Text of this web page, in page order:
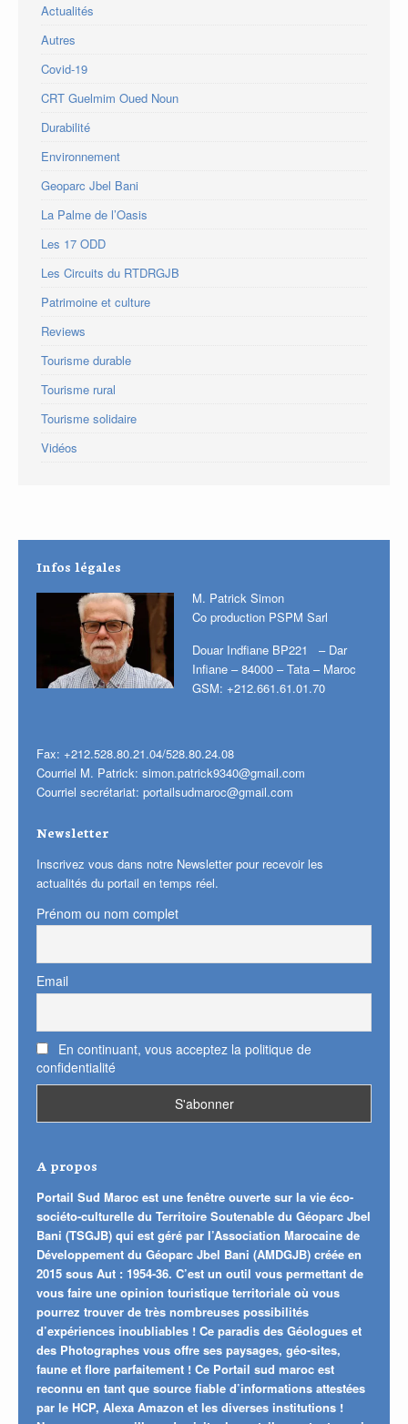
Actualités
Autres
Covid-19
CRT Guelmim Oued Noun
Durabilité
Environnement
Geoparc Jbel Bani
La Palme de l’Oasis
Les 17 ODD
Les Circuits du RTDRGJB
Patrimoine et culture
Reviews
Tourisme durable
Tourisme rural
Tourisme solidaire
Vidéos
Infos légales
M. Patrick Simon
Co production PSPM Sarl
Douar Indfiane BP221 – Dar
Infiane – 84000 – Tata – Maroc
GSM: +212.661.61.01.70
Fax: +212.528.80.21.04/528.80.24.08
Courriel M. Patrick: simon.patrick9340@gmail.com
Courriel secrétariat: portailsudmaroc@gmail.com
Newsletter
Inscrivez vous dans notre Newsletter pour recevoir les
actualités du portail en temps réel.
Prénom ou nom complet
Email
En continuant, vous acceptez la politique de
confidentialité
A propos
Portail Sud Maroc est une fenêtre ouverte sur la vie éco-
sociéto-culturelle du Territoire Soutenable du Géoparc Jbel
Bani (TSGJB) qui est géré par l’Association Marocaine de
Développement du Géoparc Jbel Bani (AMDGJB) créée en
2015 sous Aut : 1954-36. C’est un outil vous permettant de
vous faire une opinion touristique territoriale où vous
pourrez trouver de très nombreuses possibilités
d’expériences inoubliables ! Ce paradis des Géologues et
des Photographes vous offre ses paysages, géo-sites,
faune et flore parfaitement ! Ce Portail sud maroc est
reconnu en tant que source fiable d’informations attestées
par le HCP, Alexa Amazon et les diverses institutions !